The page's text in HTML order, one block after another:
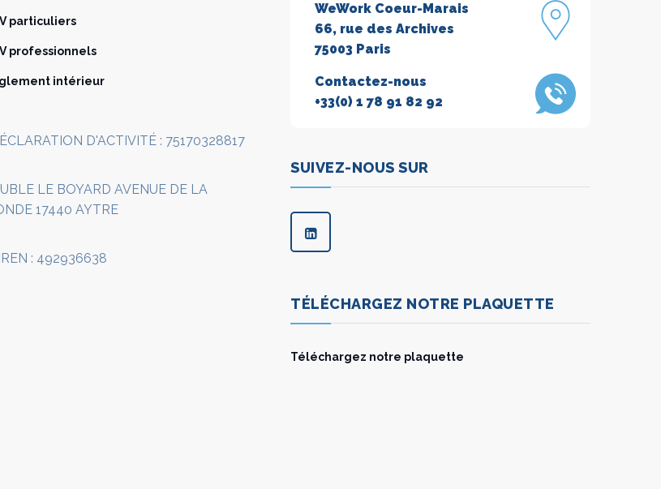
particuliers
professionnels
intérieur
D'ACTIVITÉ : 75170328817
LE BOYARD AVENUE DE LA
17440 AYTRE
: 492936638
WeWork Coeur-Marais
66, rue des Archives
75003 Paris
Contactez-nous
+33(0) 1 78 91 82 92
SUIVEZ-NOUS SUR
TÉLÉCHARGEZ NOTRE PLAQUETTE
Téléchargez notre plaquette